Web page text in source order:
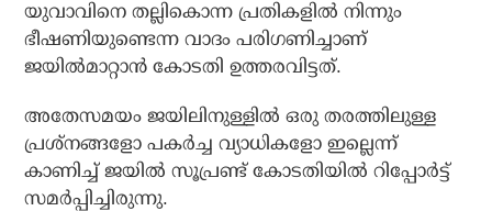
യുവാവിനെ തല്ലികൊന്ന പ്രതികളില്‍ നിന്നും
ഭീഷണിയുണ്ടെന്ന വാദം പരിഗണിച്ചാണ്
ജയില്‍മാറ്റാന്‍ കോടതി ഉത്തരവിട്ടത്.
അതേസമയം ജയിലിനുള്ളില്‍ ഒരു തരത്തിലുള്ള
പ്രശ്നങ്ങളോ പകര്‍ച്ച വ്യാധികളോ ഇല്ലെന്ന്
കാണിച്ച് ജയില്‍ സൂപ്രണ്ട് കോടതിയില്‍ റിപ്പോര്‍ട്ട്
സമര്‍പ്പിച്ചിരുന്നു.